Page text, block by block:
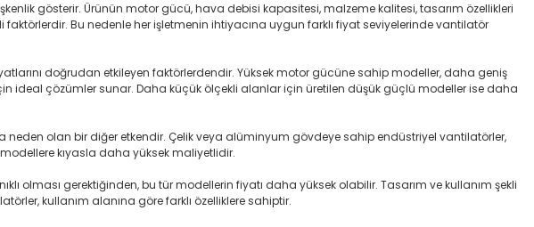
gösterir. Ürünün motor gücü, hava debisi kapasitesi, malzeme kalitesi, tasarım özellikleri
faktörlerdir. Bu nedenle her işletmenin ihtiyacına uygun farklı fiyat seviyelerinde vantilatör
doğrudan etkileyen faktörlerdendir. Yüksek motor gücüne sahip modeller, daha geniş
ideal çözümler sunar. Daha küçük ölçekli alanlar için üretilen düşük güçlü modeller ise daha
neden olan bir diğer etkendir. Çelik veya alüminyum gövdeye sahip endüstriyel vantilatörler,
kıyasla daha yüksek maliyetlidir.
olması gerektiğinden, bu tür modellerin fiyatı daha yüksek olabilir. Tasarım ve kullanım şekli
kullanım alanına göre farklı özelliklere sahiptir.